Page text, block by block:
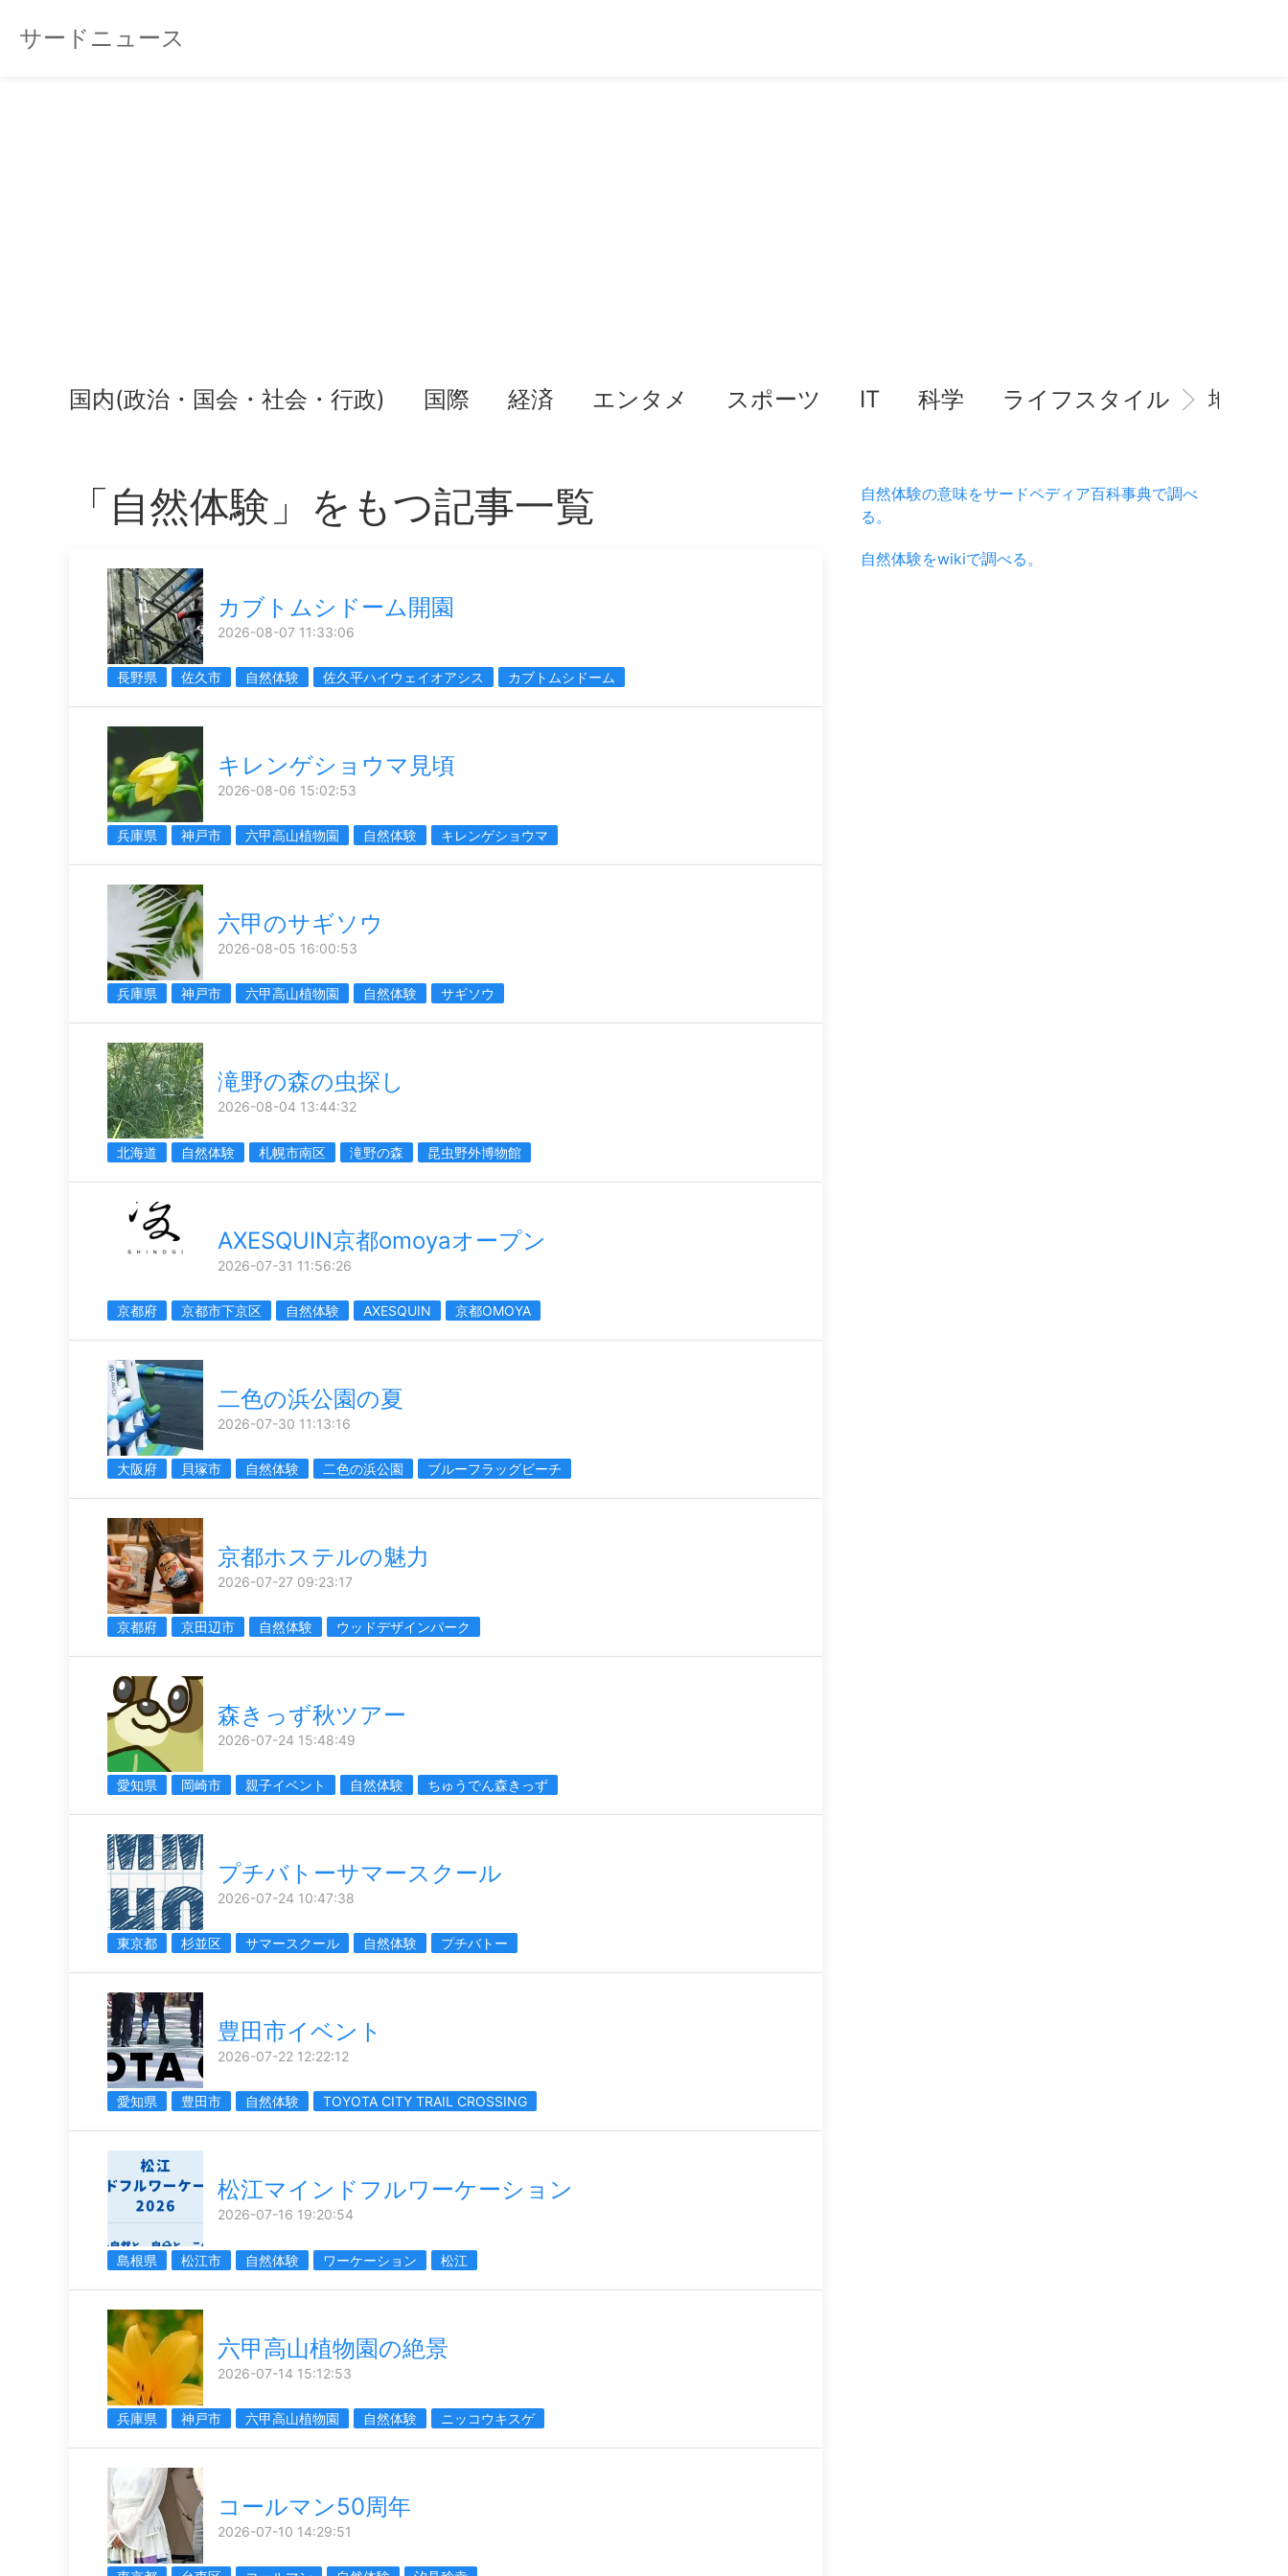
サードニュース
国内(政治・国会・社会・行政) 国際 経済 エンタメ スポーツ IT 科学 ライフスタイル 地域情
「自然体験」をもつ記事一覧
カブトムシドーム開園
2026-08-07 11:33:06
長野県 佐久市 自然体験 佐久平ハイウェイオアシス カブトムシドーム
キレンゲショウマ見頃
2026-08-06 15:02:53
兵庫県 神戸市 六甲高山植物園 自然体験 キレンゲショウマ
六甲のサギソウ
2026-08-05 16:00:53
兵庫県 神戸市 六甲高山植物園 自然体験 サギソウ
滝野の森の虫探し
2026-08-04 13:44:32
北海道 自然体験 札幌市南区 滝野の森 昆虫野外博物館
AXESQUIN京都omoyaオープン
2026-07-31 11:56:26
京都府 京都市下京区 自然体験 AXESQUIN 京都OMOYA
二色の浜公園の夏
2026-07-30 11:13:16
大阪府 貝塚市 自然体験 二色の浜公園 ブルーフラッグビーチ
京都ホステルの魅力
2026-07-27 09:23:17
京都府 京田辺市 自然体験 ウッドデザインパーク
森きっず秋ツアー
2026-07-24 15:48:49
愛知県 岡崎市 親子イベント 自然体験 ちゅうでん森きっず
プチバトーサマースクール
2026-07-24 10:47:38
東京都 杉並区 サマースクール 自然体験 プチバトー
豊田市イベント
2026-07-22 12:22:12
愛知県 豊田市 自然体験 TOYOTA CITY TRAIL CROSSING
松江マインドフルワーケーション
2026-07-16 19:20:54
島根県 松江市 自然体験 ワーケーション 松江
六甲高山植物園の絶景
2026-07-14 15:12:53
兵庫県 神戸市 六甲高山植物園 自然体験 ニッコウキスゲ
コールマン50周年
2026-07-10 14:29:51
自然体験の意味をサードペディア百科事典で調べ
る。
自然体験をwikiで調べる。